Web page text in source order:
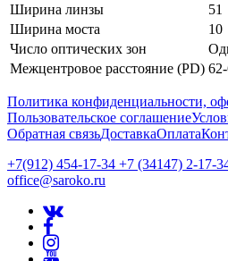
Ширина линзы
51
Ширина моста
10
Число оптических зон
Межцентровое расстояние (PD)
Политика конфиденциальности,
Пользовательское соглашение
Обратная связьДоставкаОплата
+7(912) 454-17-34 +7 (34147) 2-17-
office@saroko.ru